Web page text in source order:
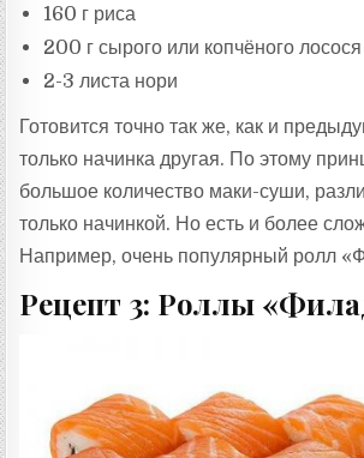
160 г риса
200 г сырого или копчёного лосося
2-3 листа нори
Готовится точно так же, как и
только начинка другая. По этому
большое количество маки-суши,
только начинкой. Но есть и более
Например, очень популярный ролл
Рецепт 3: Роллы